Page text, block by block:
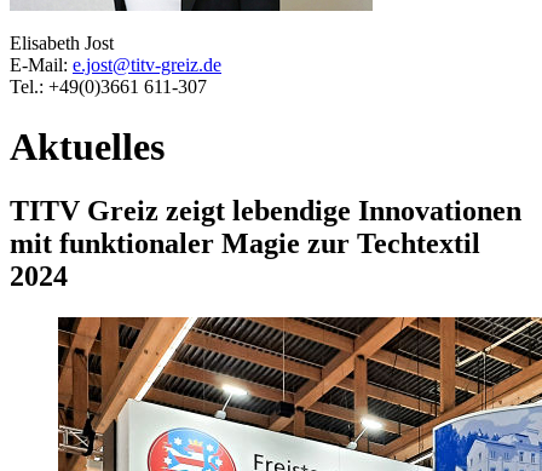
Elisabeth Jost
E-Mail: e.jost@titv-greiz.de
Tel.: +49(0)3661 611-307
Aktuelles
TITV Greiz zeigt lebendige Innovationen
mit funktionaler Magie zur Techtextil
2024